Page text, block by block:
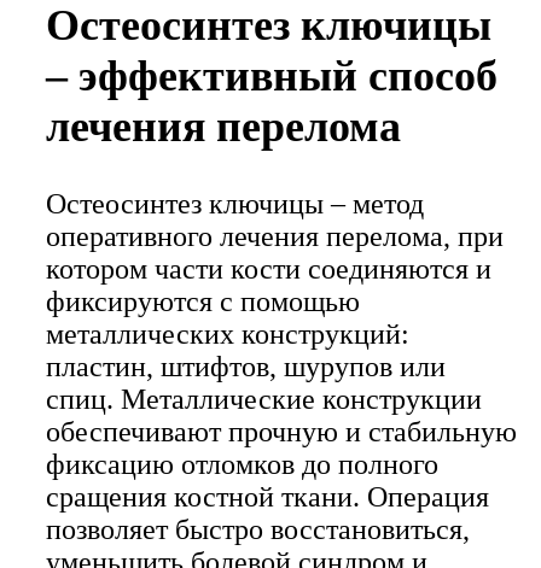
Остеосинтез ключицы
– эффективный способ
лечения перелома
Остеосинтез ключицы – метод
оперативного лечения перелома, при
котором части кости соединяются и
фиксируются с помощью
металлических конструкций:
пластин, штифтов, шурупов или
спиц. Металлические конструкции
обеспечивают прочную и стабильную
фиксацию отломков до полного
сращения костной ткани. Операция
позволяет быстро восстановиться,